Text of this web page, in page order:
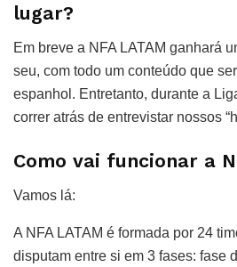
lugar?
Em breve a NFA LATAM ganhará
seu, com todo um conteúdo que
espanhol. Entretanto, durante a
correr atrás de entrevistar nossos
Como vai funcionar a
Vamos lá:
A NFA LATAM é formada por 24
disputam entre si em 3 fases: fase